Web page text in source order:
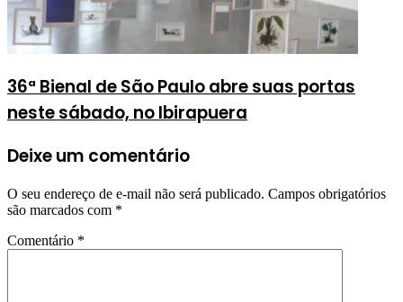
36ª Bienal de São Paulo abre suas portas
neste sábado, no Ibirapuera
Deixe um comentário
O seu endereço de e-mail não será publicado. Campos obrigatórios
são marcados com *
Comentário *